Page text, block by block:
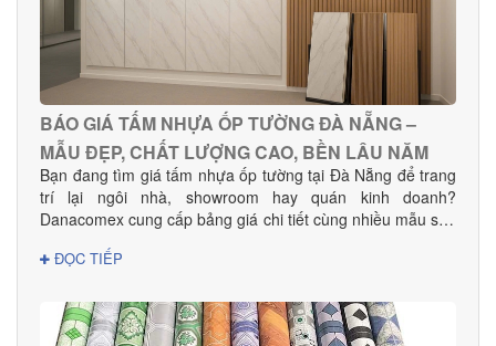
BÁO GIÁ TẤM NHỰA ỐP TƯỜNG ĐÀ NẴNG –
MẪU ĐẸP, CHẤT LƯỢNG CAO, BỀN LÂU NĂM
Bạn đang tìm giá tấm nhựa ốp tường tại Đà Nẵng để trang
trí lại ngôi nhà, showroom hay quán kinh doanh?
Danacomex cung cấp bảng giá chi tiết cùng nhiều mẫu sản
ĐỌC TIẾP